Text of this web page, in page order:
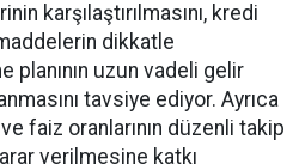
karşılaştırılmasını, kredi
dikkatle
planının uzun vadeli gelir
tavsiye ediyor. Ayrıca
faiz oranlarının düzenli takip
verilmesine katkı